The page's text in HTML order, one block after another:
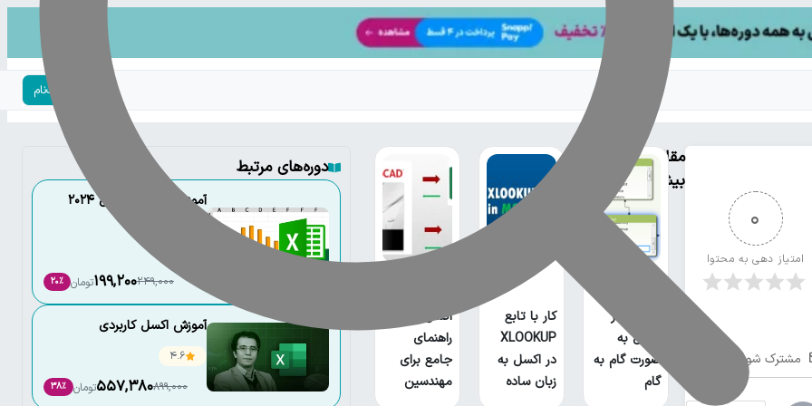
ورود | ثبت‌نام
0
امتیاز دهی به محتوا
مشترک شوید
مقالات
بیشتر
جداول در
اکسل به
صورت گام به
گام
کار با تابع
XLOOKUP
در اکسل به
زبان ساده
اکسل:
راهنمای
جامع برای
مهندسین
دوره‌های مرتبط
آموزش کاربردی اکسل 2024
249,000
199,200تومان 20٪
آموزش اکسل کاربردی
4.6
899,000
557,380تومان 38٪